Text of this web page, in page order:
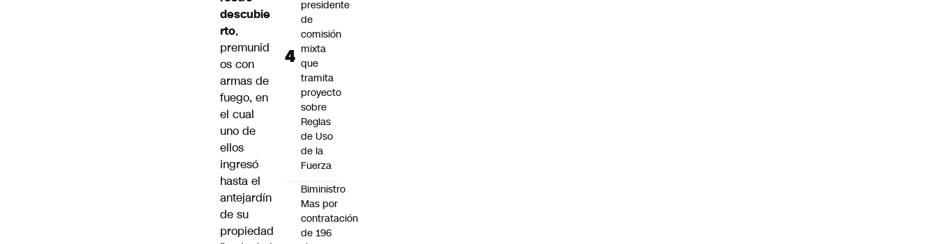
descubie
rto,
premunid
os con
armas de
fuego, en
el cual
uno de
ellos
ingresó
hasta el
antejardín
de su
propiedad
presidente
de
comisión
mixta
que
tramita
proyecto
sobre
Reglas
de Uso
de la
Fuerza
Biministro
Mas por
contratación
de 196